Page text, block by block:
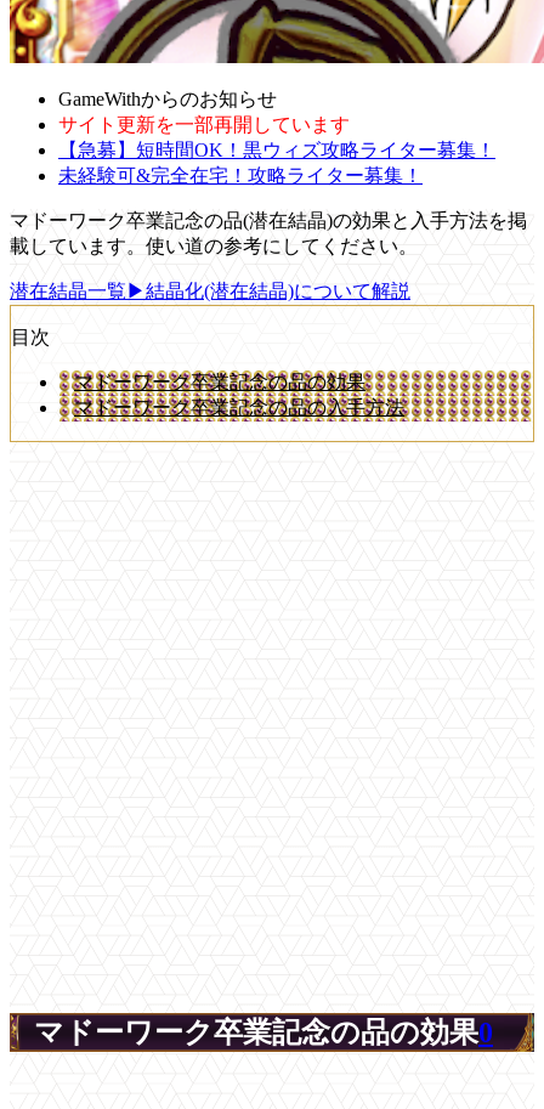
GameWithからのお知らせ
サイト更新を一部再開しています
【急募】短時間OK！黒ウィズ攻略ライター募集！
未経験可&完全在宅！攻略ライター募集！
マドーワーク卒業記念の品(潜在結晶)の効果と入手方法を掲
載しています。使い道の参考にしてください。
潜在結晶一覧 ▶結晶化(潜在結晶)について解説
目次
マドーワーク卒業記念の品の効果
マドーワーク卒業記念の品の入手方法
マドーワーク卒業記念の品の効果0